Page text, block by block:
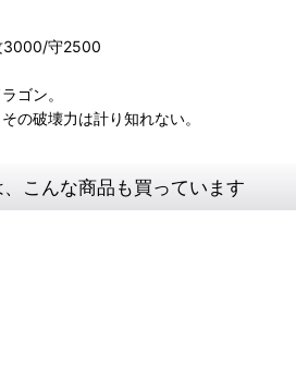
3000/守2500
ゴン。
の破壊力は計り知れない。
こんな商品も買っています